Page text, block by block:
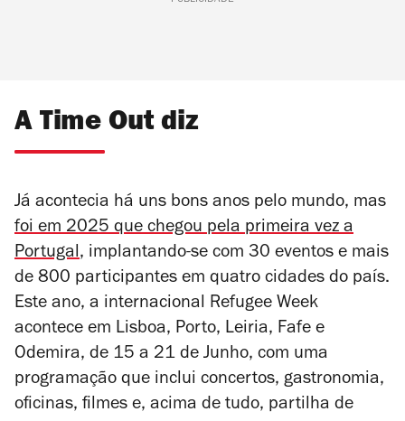
A Time Out diz
Já acontecia há uns bons anos pelo mundo, mas
foi em 2025 que chegou pela primeira vez a
Portugal, implantando-se com 30 eventos e mais
de 800 participantes em quatro cidades do país.
Este ano, a internacional Refugee Week
acontece em Lisboa, Porto, Leiria, Fafe e
Odemira, de 15 a 21 de Junho, com uma
programação que inclui concertos, gastronomia,
oficinas, filmes e, acima de tudo, partilha de